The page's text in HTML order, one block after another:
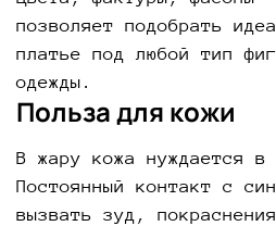
позволяет подобрать
платье под любой тип
одежды.
Польза для кожи
В жару кожа нуждается в
Постоянный контакт с
вызвать зуд,